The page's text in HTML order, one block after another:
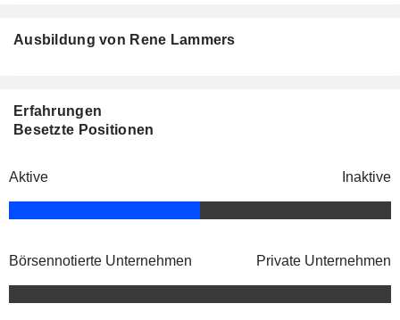
Ausbildung von Rene Lammers
Erfahrungen
Besetzte Positionen
Aktive Inaktive
Börsennotierte Unternehmen Private Unternehmen